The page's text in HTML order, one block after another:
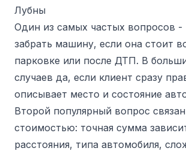
Лубны
Один из самых частых вопросов
забрать машину, если она стоит
парковке или после ДТП. В
случаев да, если клиент сразу
описывает место и состояние
Второй популярный вопрос
стоимостью: точная сумма
расстояния, типа автомобиля,